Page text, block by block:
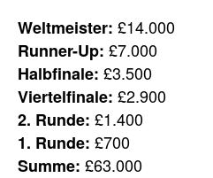
Weltmeister: £14.000
Runner-Up: £7.000
Halbfinale: £3.500
Viertelfinale: £2.900
2. Runde: £1.400
1. Runde: £700
Summe: £63.000